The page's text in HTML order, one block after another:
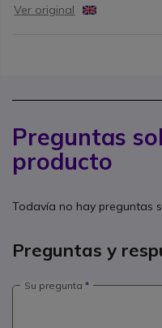
Ver original
Preguntas
producto
Todavía no hay preguntas
Preguntas y
Su pregunta